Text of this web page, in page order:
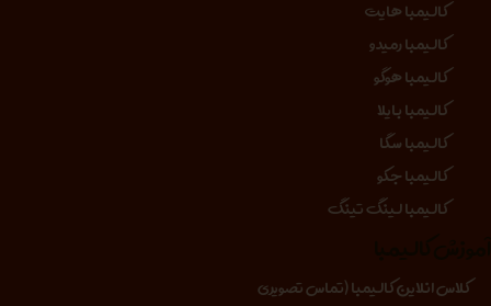
کالیمبا هایت
کالیمبا رمیدو
کالیمبا هوگو
کالیمبا بایلا
کالیمبا سگا
کالیمبا جکو
کالیمبا لینگ تینگ
کلاس انلاین کالیمبا (تماس تصویری